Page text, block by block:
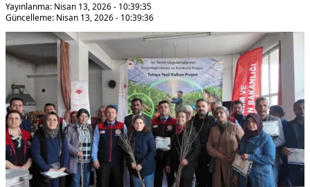
Yayınlanma: Nisan 13, 2026 - 10:39:35
Güncelleme: Nisan 13, 2026 - 10:39:36